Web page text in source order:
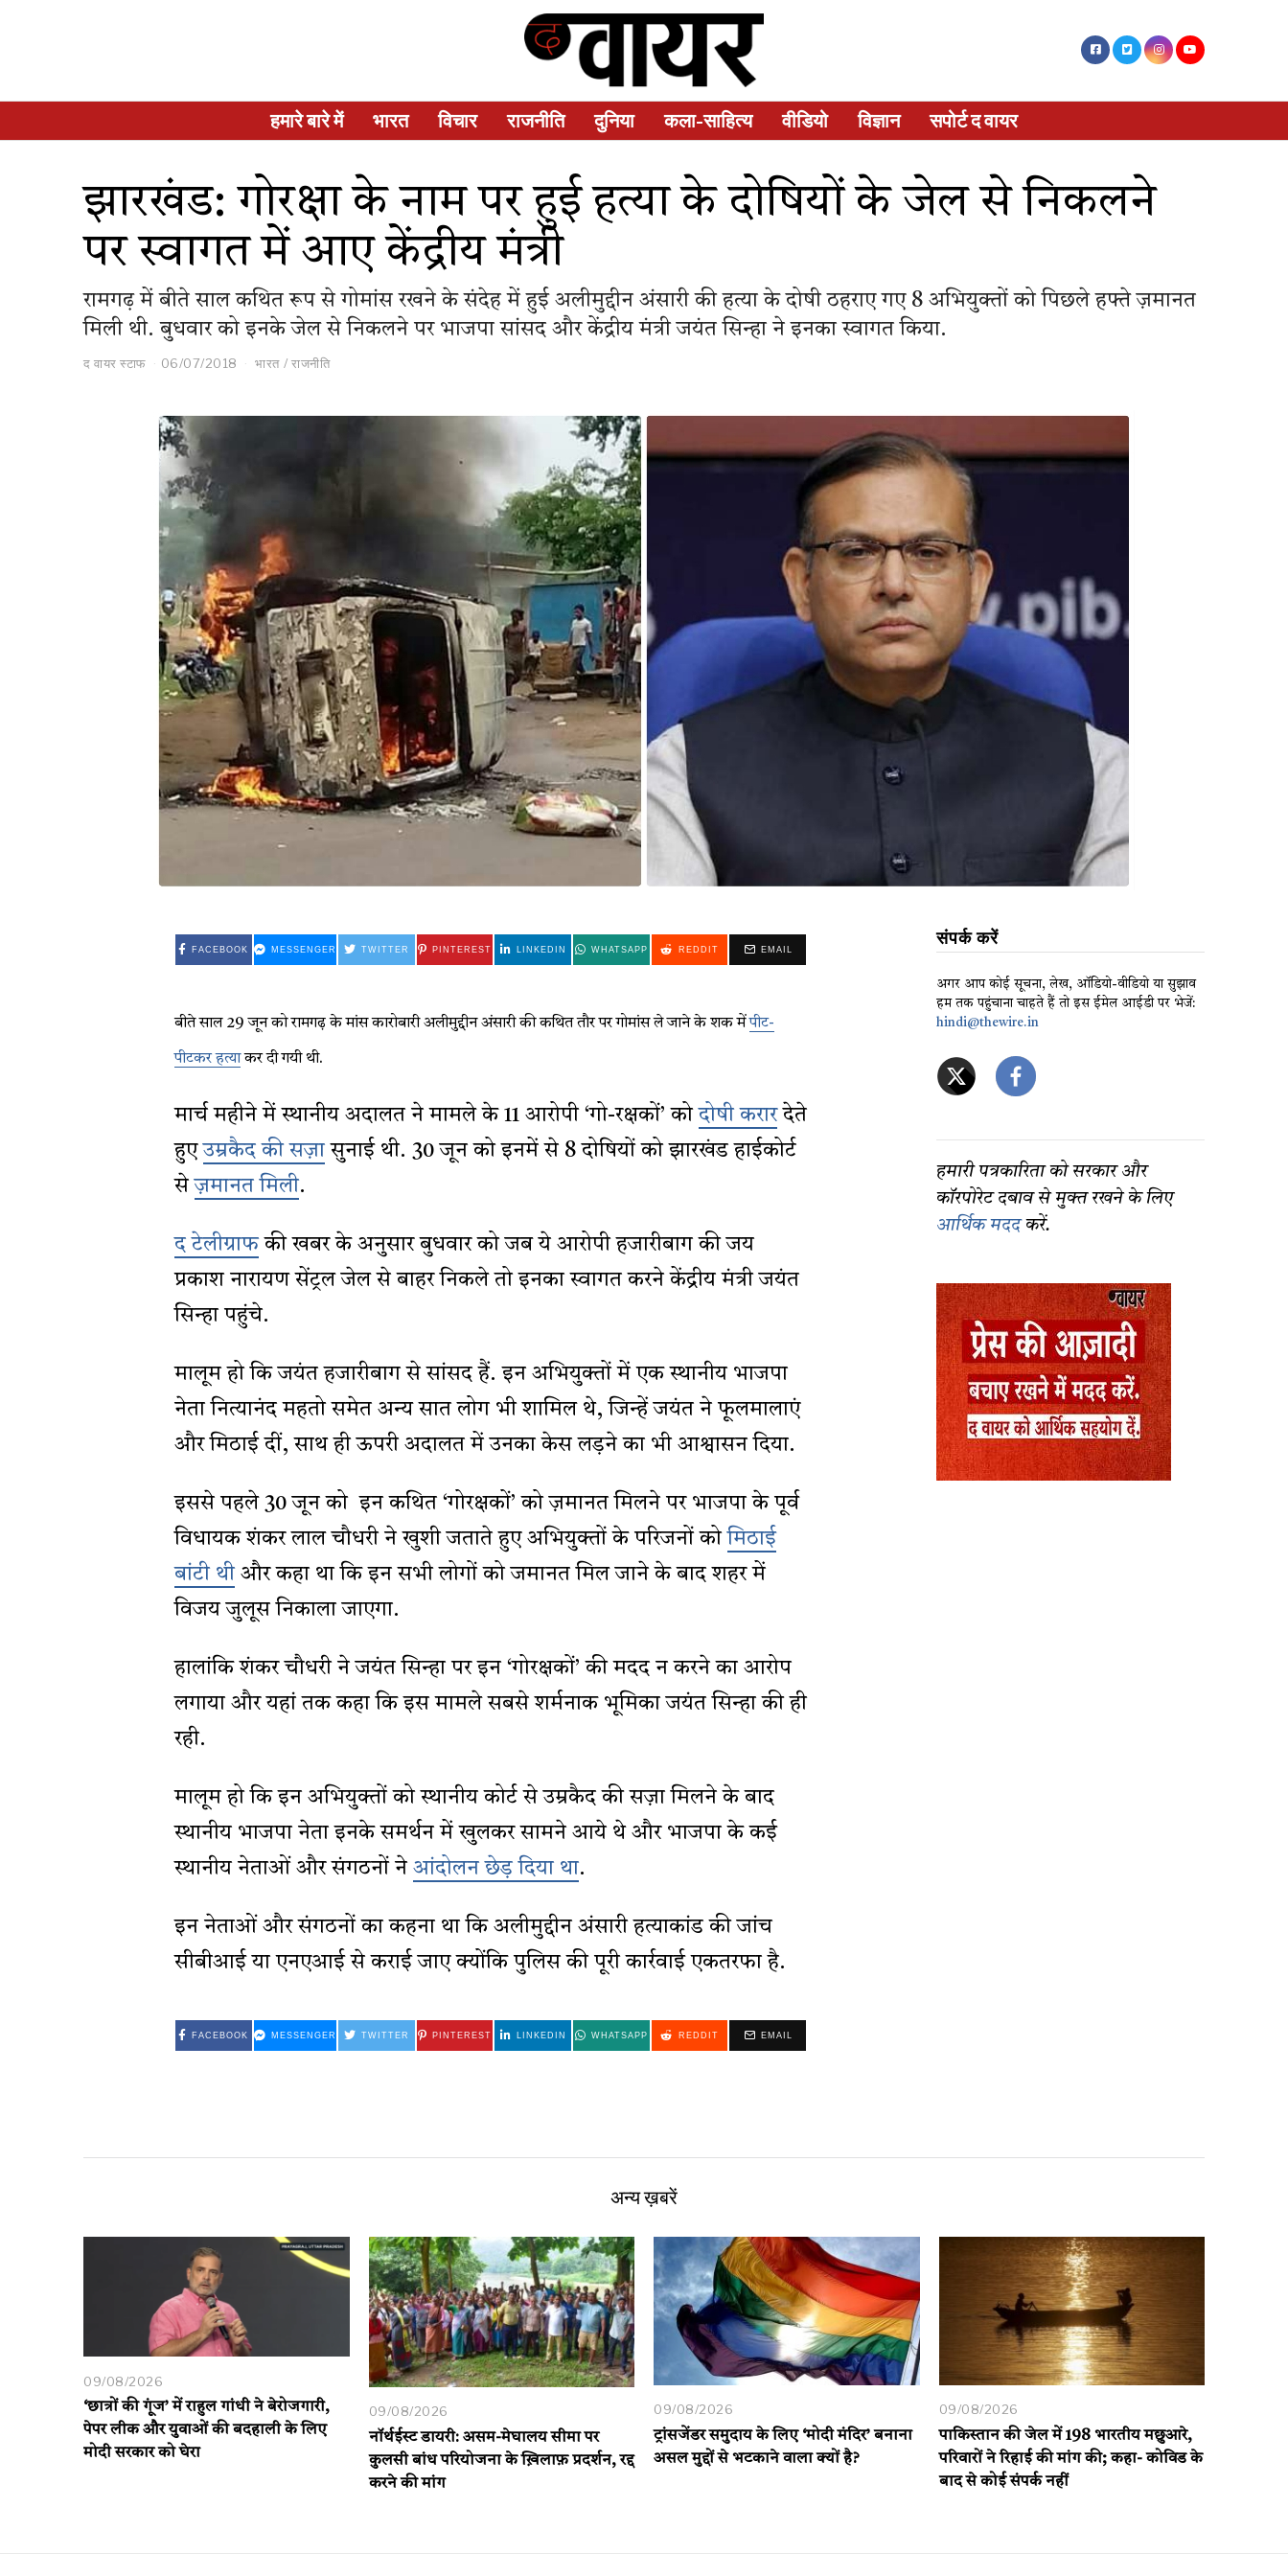
हमारे बारे में भारत विचार राजनीति दुनिया कला-साहित्य वीडियो विज्ञान सपोर्ट द वायर
झारखंड: गोरक्षा के नाम पर हुई हत्या के दोषियों के जेल से निकलने
पर स्वागत में आए केंद्रीय मंत्री
रामगढ़ में बीते साल कथित रूप से गोमांस रखने के संदेह में हुई अलीमुद्दीन अंसारी की हत्या के दोषी ठहराए गए 8 अभियुक्तों को पिछले हफ्ते ज़मानत
मिली थी. बुधवार को इनके जेल से निकलने पर भाजपा सांसद और केंद्रीय मंत्री जयंत सिन्हा ने इनका स्वागत किया.
द वायर स्टाफ 06/07/2018 भारत / राजनीति
FACEBOOK MESSENGER TWITTER PINTEREST LINKEDIN WHATSAPP REDDIT EMAIL
बीते साल 29 जून को रामगढ़ के मांस कारोबारी अलीमुद्दीन अंसारी की कथित तौर पर गोमांस ले जाने के शक मेंपीट-
पीटकर हत्याकर दी गयी थी.
मार्च महीने में स्थानीय अदालत ने मामले के 11 आरोपी ‘गो-रक्षकों’ कोदोषी करारदेते
हुएउम्रकैद की सज़ासुनाई थी. 30 जून को इनमें से 8 दोषियों को झारखंड हाईकोर्ट
सेज़मानत मिली.
द टेलीग्राफकी खबर के अनुसार बुधवार को जब ये आरोपी हजारीबाग की जय
प्रकाश नारायण सेंट्रल जेल से बाहर निकले तो इनका स्वागत करने केंद्रीय मंत्री जयंत
सिन्हा पहुंचे.
मालूम हो कि जयंत हजारीबाग से सांसद हैं. इन अभियुक्तों में एक स्थानीय भाजपा
नेता नित्यानंद महतो समेत अन्य सात लोग भी शामिल थे, जिन्हें जयंत ने फूलमालाएं
और मिठाई दीं, साथ ही ऊपरी अदालत में उनका केस लड़ने का भी आश्वासन दिया.
इससे पहले 30 जून को इन कथित ‘गोरक्षकों’ को ज़मानत मिलने पर भाजपा के पूर्व
विधायक शंकर लाल चौधरी ने खुशी जताते हुए अभियुक्तों के परिजनों कोमिठाई
बांटी थीऔर कहा था कि इन सभी लोगों को जमानत मिल जाने के बाद शहर में
विजय जुलूस निकाला जाएगा.
हालांकि शंकर चौधरी ने जयंत सिन्हा पर इन ‘गोरक्षकों’ की मदद न करने का आरोप
लगाया और यहां तक कहा कि इस मामले सबसे शर्मनाक भूमिका जयंत सिन्हा की ही
रही.
मालूम हो कि इन अभियुक्तों को स्थानीय कोर्ट से उम्रकैद की सज़ा मिलने के बाद
स्थानीय भाजपा नेता इनके समर्थन में खुलकर सामने आये थे और भाजपा के कई
स्थानीय नेताओं और संगठनों ने आंदोलन छेड़ दिया था.
इन नेताओं और संगठनों का कहना था कि अलीमुद्दीन अंसारी हत्याकांड की जांच
सीबीआई या एनएआई से कराई जाए क्योंकि पुलिस की पूरी कार्रवाई एकतरफा है.
FACEBOOK MESSENGER TWITTER PINTEREST LINKEDIN WHATSAPP REDDIT EMAIL
संपर्क करें
अगर आप कोई सूचना, लेख, ऑडियो-वीडियो या सुझाव
हम तक पहुंचाना चाहते हैं तो इस ईमेल आईडी पर भेजें:
hindi@thewire.in
हमारी पत्रकारिता को सरकार और
कॉरपोरेट दबाव से मुक्त रखने के लिए
आर्थिक मददकरें.
अन्य ख़बरें
09/08/2026
‘छात्रों की गूंज’ में राहुल गांधी ने बेरोजगारी,
पेपर लीक और युवाओं की बदहाली के लिए
मोदी सरकार को घेरा
09/08/2026
नॉर्थईस्ट डायरी: असम-मेघालय सीमा पर
कुलसी बांध परियोजना के ख़िलाफ़ प्रदर्शन, रद्द
करने की मांग
09/08/2026
ट्रांसजेंडर समुदाय के लिए ‘मोदी मंदिर’ बनाना
असल मुद्दों से भटकाने वाला क्यों है?
09/08/2026
पाकिस्तान की जेल में 198 भारतीय मछुआरे,
परिवारों ने रिहाई की मांग की; कहा- कोविड के
बाद से कोई संपर्क नहीं